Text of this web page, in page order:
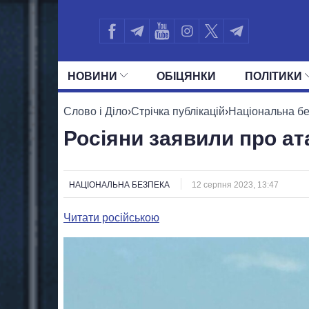
НОВИНИ ОБIЦЯНКИ ПОЛIТИКИ
УСІ ПОЛІТИКИ ПРЕЗИДЕНТ І
Слово і Діло›Стрічка публікацій›Національна
Росіяни заявили про
НАЦІОНАЛЬНА БЕЗПЕКА 12 серпня 2023, 13:47
Читати російською